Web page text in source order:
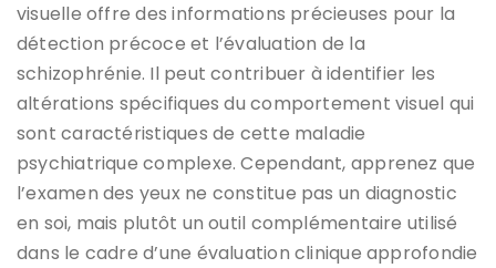
visuelle offre des informations précieuses pour la
détection précoce et l’évaluation de la
schizophrénie. Il peut contribuer à identifier les
altérations spécifiques du comportement visuel qui
sont caractéristiques de cette maladie
psychiatrique complexe. Cependant, apprenez que
l’examen des yeux ne constitue pas un diagnostic
en soi, mais plutôt un outil complémentaire utilisé
dans le cadre d’une évaluation clinique approfondie